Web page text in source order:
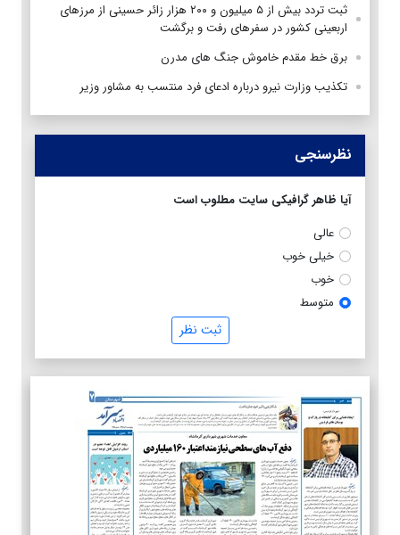
ثبت تردد بیش از ۵ میلیون و ۲۰۰ هزار زائر حسینی از مرزهای
اربعینی کشور در سفرهای رفت و برگشت
برق خط مقدم خاموش جنگ های مدرن
تکذیب وزارت نیرو درباره ادعای فرد منتسب به مشاور وزیر
نظرسنجی
آیا ظاهر گرافیکی سایت مطلوب است
عالی
خیلی خوب
خوب
متوسط
ثبت نظر